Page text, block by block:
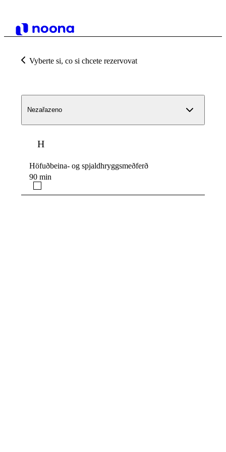
Vyberte si, co si chcete rezervovat
Nezařazeno
H
Höfuðbeina- og spjaldhryggsmeðferð
90 min